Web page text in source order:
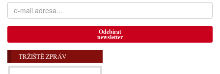
Odebírat
newsletter
TRŽIŠTĚ ZPRÁV